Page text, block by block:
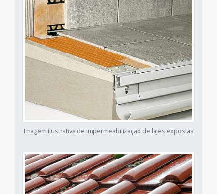
Imagem ilustrativa de Impermeabilização de lajes expostas